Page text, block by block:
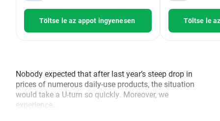
Töltse le az appot ingyenesen Töltse le
Nobody expected that after last year’s steep drop in
prices of numerous daily-use products, the situation
would take a U-turn so quickly. Moreover, we
experience...